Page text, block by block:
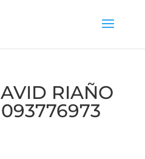
RIAÑO